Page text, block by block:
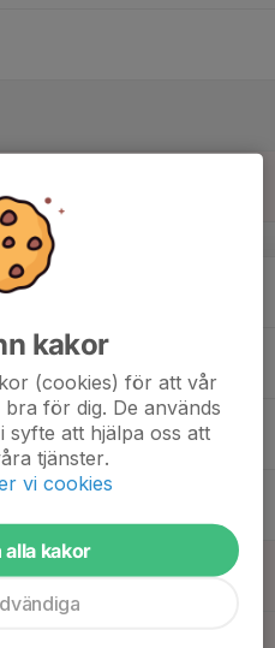
v.25
kakor
(cookies) för att vår
för dig. De används
syfte att hjälpa oss att
tjänster.
vi cookies
alla kakor